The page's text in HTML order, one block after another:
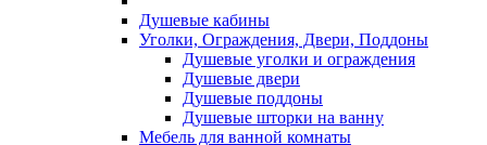
Душевые кабины
Уголки, Ограждения, Двери, Поддоны
Душевые уголки и ограждения
Душевые двери
Душевые поддоны
Душевые шторки на ванну
Мебель для ванной комнаты